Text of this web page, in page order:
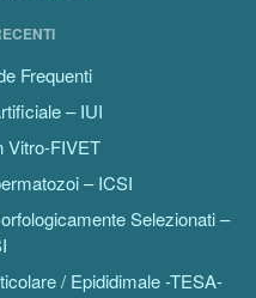
Frequenti
– IUI
Vitro-FIVET
– ICSI
Selezionati –
/ Epididimale -TESA-